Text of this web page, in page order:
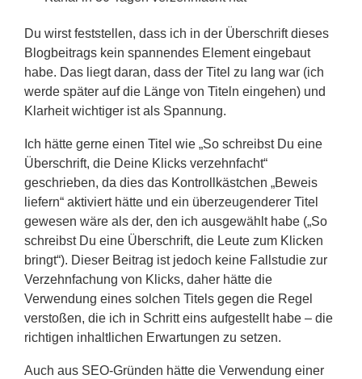
Du wirst feststellen, dass ich in der Überschrift dieses
Blogbeitrags kein spannendes Element eingebaut
habe. Das liegt daran, dass der Titel zu lang war (ich
werde später auf die Länge von Titeln eingehen) und
Klarheit wichtiger ist als Spannung.
Ich hätte gerne einen Titel wie „So schreibst Du eine
Überschrift, die Deine Klicks verzehnfacht“
geschrieben, da dies das Kontrollkästchen „Beweis
liefern“ aktiviert hätte und ein überzeugenderer Titel
gewesen wäre als der, den ich ausgewählt habe („So
schreibst Du eine Überschrift, die Leute zum Klicken
bringt“). Dieser Beitrag ist jedoch keine Fallstudie zur
Verzehnfachung von Klicks, daher hätte die
Verwendung eines solchen Titels gegen die Regel
verstoßen, die ich in Schritt eins aufgestellt habe – die
richtigen inhaltlichen Erwartungen zu setzen.
Auch aus SEO-Gründen hätte die Verwendung einer